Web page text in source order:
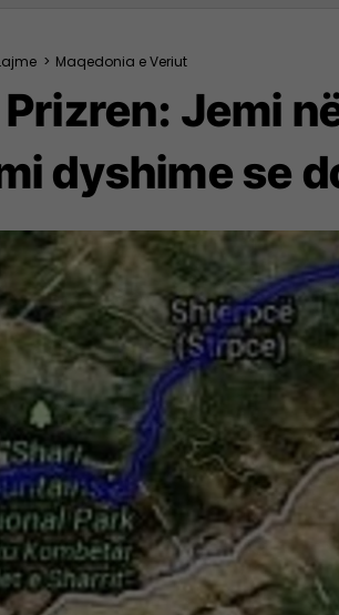
> Maqedonia e Veriut
Jemi
dyshime se